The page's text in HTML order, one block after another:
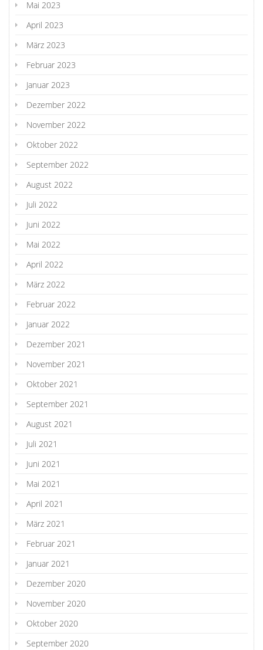
Mai 2023
April 2023
März 2023
Februar 2023
Januar 2023
Dezember 2022
November 2022
Oktober 2022
September 2022
August 2022
Juli 2022
Juni 2022
Mai 2022
April 2022
März 2022
Februar 2022
Januar 2022
Dezember 2021
November 2021
Oktober 2021
September 2021
August 2021
Juli 2021
Juni 2021
Mai 2021
April 2021
März 2021
Februar 2021
Januar 2021
Dezember 2020
November 2020
Oktober 2020
September 2020